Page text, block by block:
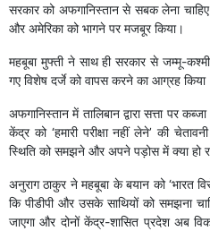
सरकार को अफगानिस्तान से सबक लेना
और अमेरिका को भागने पर मजबूर किया।
महबूबा मुफ्ती ने साथ ही सरकार से जम्मू-
गए विशेष दर्जे को वापस करने का आग्रह
अफगानिस्तान में तालिबान द्वारा सत्ता पर
केंद्र को ‘हमारी परीक्षा नहीं लेने’ की
स्थिति को समझने और अपने पड़ोस में क्या हो
अनुराग ठाकुर ने महबूबा के बयान को ‘भारत
कि पीडीपी और उसके साथियों को समझना
जाएगा और दोनों केंद्र-शासित प्रदेश अब